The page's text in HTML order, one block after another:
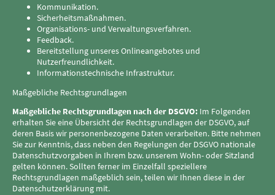
Kommunikation.
Sicherheitsmaßnahmen.
Organisations- und Verwaltungsverfahren.
Feedback.
Bereitstellung unseres Onlineangebotes und
Nutzerfreundlichkeit.
Informationstechnische Infrastruktur.
Maßgebliche Rechtsgrundlagen
Maßgebliche Rechtsgrundlagen nach der DSGVO: Im Folgenden
erhalten Sie eine Übersicht der Rechtsgrundlagen der DSGVO, auf
deren Basis wir personenbezogene Daten verarbeiten. Bitte nehmen
Sie zur Kenntnis, dass neben den Regelungen der DSGVO nationale
Datenschutzvorgaben in Ihrem bzw. unserem Wohn- oder Sitzland
gelten können. Sollten ferner im Einzelfall speziellere
Rechtsgrundlagen maßgeblich sein, teilen wir Ihnen diese in der
Datenschutzerklärung mit.